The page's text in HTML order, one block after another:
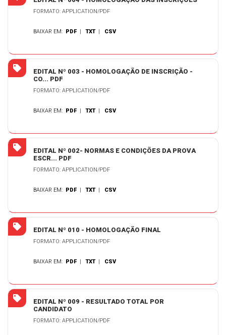
FORMATO: APPLICATION/PDF
BAIXAR EM: PDF |TXT | CSV
EDITAL Nº 003 - HOMOLOGAÇÃO DE INSCRIÇÃO -
CO... PDF
FORMATO: APPLICATION/PDF
BAIXAR EM: PDF |TXT | CSV
EDITAL Nº 002- NORMAS E CONDIÇÕES DA PROVA
ESCR... PDF
FORMATO: APPLICATION/PDF
BAIXAR EM: PDF |TXT | CSV
EDITAL Nº 010 - HOMOLOGAÇÃO FINAL
FORMATO: APPLICATION/PDF
BAIXAR EM: PDF |TXT | CSV
EDITAL Nº 009 - RESULTADO TOTAL POR
CANDIDATO
FORMATO: APPLICATION/PDF